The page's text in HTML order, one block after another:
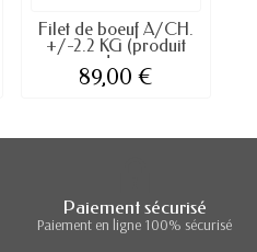
Filet de boeuf A/CH.
+/-2.2 KG (produit
du...
89,00 €
Paiement sécurisé
Paiement en ligne 100% sécurisé